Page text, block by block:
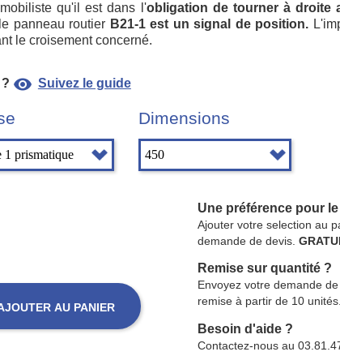
qu'il est dans l'obligation de tourner à droite
panneau routier B21-1 est un signal de position.
le croisement concerné.
visibility Suivez le guide
Dimensions
AU PANIER
Une préférence pour
Ajouter votre selection au
demande de devis.
Remise sur quantité ?
Envoyez votre demande
remise à partir de 10 unités.
Besoin d'aide ?
Contactez-nous au